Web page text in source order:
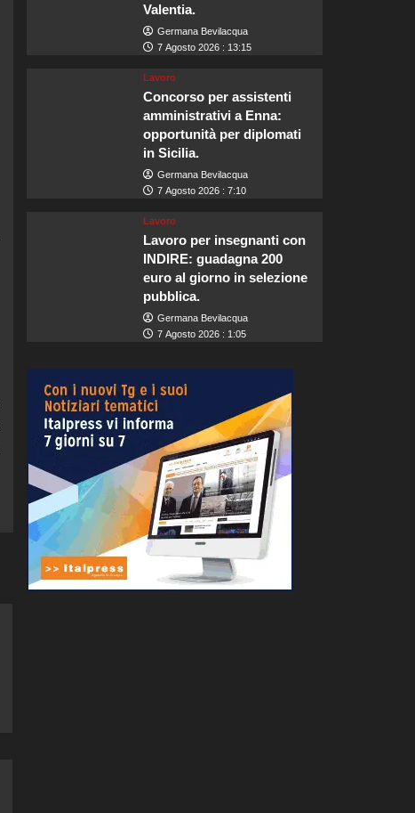
Valentia.
Germana Bevilacqua
7 Agosto 2026 : 13:15
Lavoro
Concorso per assistenti
amministrativi a Enna:
opportunità per diplomati
in Sicilia.
Germana Bevilacqua
7 Agosto 2026 : 7:10
Lavoro
Lavoro per insegnanti con
INDIRE: guadagna 200
euro al giorno in selezione
pubblica.
Germana Bevilacqua
7 Agosto 2026 : 1:05